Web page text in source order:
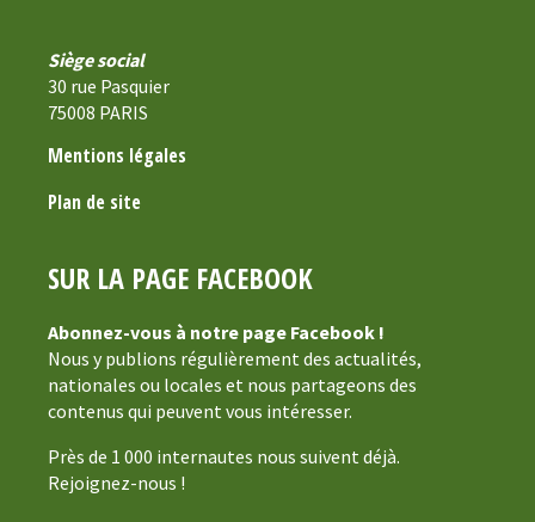
Siège social
30 rue Pasquier
75008 PARIS
Mentions légales
Plan de site
SUR LA PAGE FACEBOOK
Abonnez-vous à notre page Facebook !
Nous y publions régulièrement des actualités,
nationales ou locales et nous partageons des
contenus qui peuvent vous intéresser.
Près de 1 000 internautes nous suivent déjà.
Rejoignez-nous !